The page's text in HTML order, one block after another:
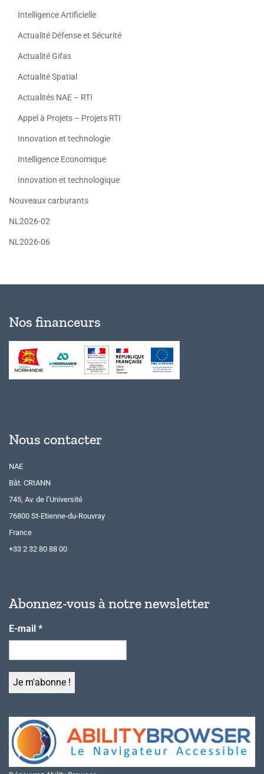
Intelligence Artificielle
Actualité Défense et Sécurité
Actualité Gifas
Actualité Spatial
Actualités NAE – RTI
Appel à Projets – Projets RTI
Innovation et technologie
Intelligence Economique
Innovation et technologique
Nouveaux carburants
NL2026-02
NL2026-06
Nos financeurs
Nous contacter
NAE
Bât. CRIANN
745, Av. de l’Université
76800 St-Etienne-du-Rouvray
France
+33 2 32 80 88 00
Abonnez-vous à notre newsletter
E-mail *